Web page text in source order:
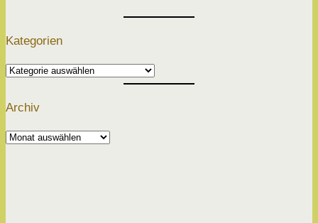
Kategorien
Kategorien
Archiv
Archiv